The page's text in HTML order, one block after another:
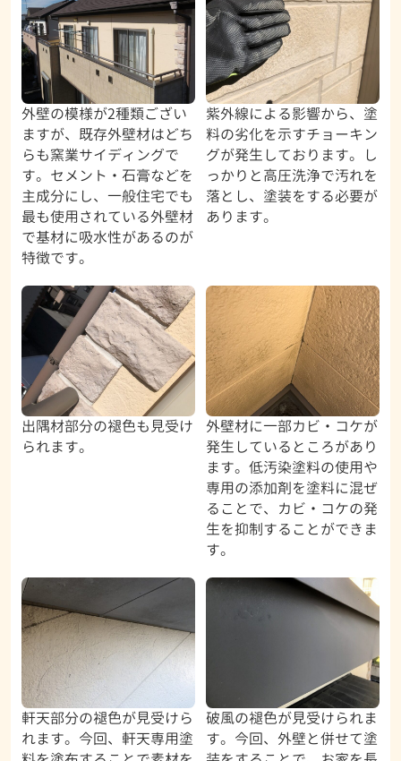
外壁の模様が2種類ござい
ますが、既存外壁材はどち
らも窯業サイディングで
す。セメント・石膏などを
主成分にし、一般住宅でも
最も使用されている外壁材
で基材に吸水性があるのが
特徴です。
紫外線による影響から、塗
料の劣化を示すチョーキン
グが発生しております。し
っかりと高圧洗浄で汚れを
落とし、塗装をする必要が
あります。
出隅材部分の褪色も見受け
られます。
外壁材に一部カビ・コケが
発生しているところがあり
ます。低汚染塗料の使用や
専用の添加剤を塗料に混ぜ
ることで、カビ・コケの発
生を抑制することができま
す。
軒天部分の褪色が見受けら
れます。今回、軒天専用塗
破風の褪色が見受けられま
す。今回、外壁と併せて塗